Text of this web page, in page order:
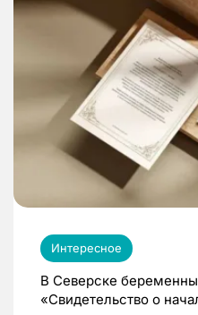
Интересное
В Северске
«Свидетельство о